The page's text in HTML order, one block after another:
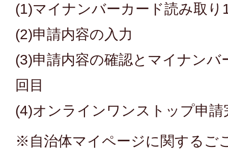
(1)マイナンバーカード読み取り
(2)申請内容の入力
(3)申請内容の確認とマイナンバ
回目
(4)オンラインワンストップ申請
※自治体マイページに関するご